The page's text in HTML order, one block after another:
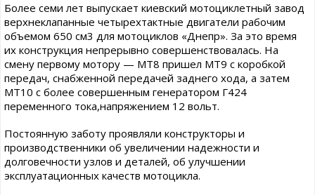
Более семи лет выпускает киевский мотоциклетный завод
верхнеклапанные четырехтактные двигатели рабочим
объемом 650 см3 для мотоциклов «Днепр». За это время
их конструкция непрерывно совершенствовалась. На
смену первому мотору — МТ8 пришел МТ9 с коробкой
передач, снабженной передачей заднего хода, а затем
МТ10 с более совершенным генератором Г424
переменного тока,напряжением 12 вольт.
Постоянную заботу проявляли конструкторы и
производственники об увеличении надежности и
долговечности узлов и деталей, об улучшении
эксплуатационных качеств мотоцикла.